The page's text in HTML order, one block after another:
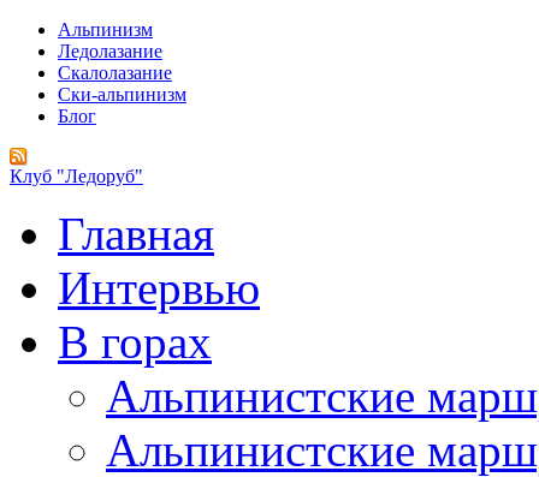
Альпинизм
Ледолазание
Скалолазание
Ски-альпинизм
Блог
Клуб "Ледоруб"
Главная
Интервью
В горах
Альпинистские
Альпинистские